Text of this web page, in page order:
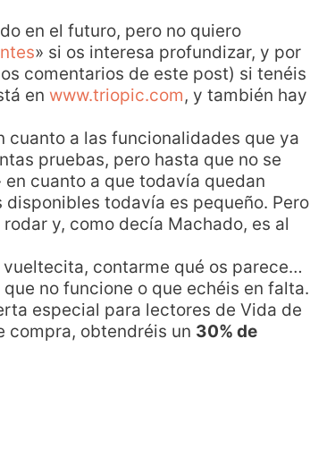
en el futuro, pero no quiero
» si os interesa profundizar, y por
comentarios de este post) si tenéis
en www.triopic.com, y también hay
cuanto a las funcionalidades que ya
pruebas, pero hasta que no se
cuanto a que todavía quedan
todavía es pequeño. Pero
y, como decía Machado, es al
contarme qué os parece…
no funcione o que echéis en falta.
especial para lectores de Vida de
compra, obtendréis un 30% de